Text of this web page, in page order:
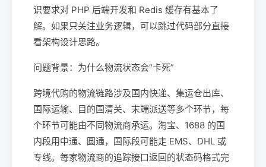
识要求对 PHP 后端开发和 Redis 缓存有基本了
解。如果只关注业务逻辑，可以跳过代码部分直接
看架构设计思路。
问题背景：为什么物流状态会“卡死”
跨境代购的物流链路涉及国内快递、集运仓出库、
国际运输、目的国清关、末端派送等多个环节，每
个环节可能由不同物流商承运。淘宝、1688 的国
内段用中通、圆通，国际段可能走 EMS、DHL 或
专线。每家物流商的追踪接口返回的状态码格式完